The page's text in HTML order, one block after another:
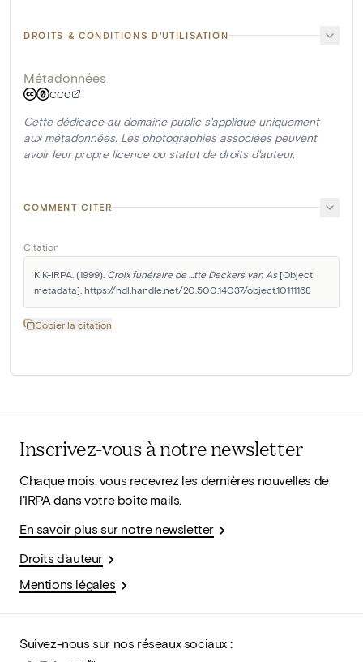
DROITS & CONDITIONS D'UTILISATION
Métadonnées
CC0
Cette dédicace au domaine public s'applique uniquement
aux métadonnées. Les photographies associées peuvent
avoir leur propre licence ou statut de droits d'auteur.
COMMENT CITER
Citation
KIK-IRPA. (1999). Croix funéraire de ...tte Deckers van As [Object
metadata]. https://hdl.handle.net/20.500.14037/object.10111168
Copier la citation
Inscrivez-vous à notre newsletter
Chaque mois, vous recevrez les dernières nouvelles de
l'IRPA dans votre boîte mails.
En savoir plus sur notre newsletter
Droits d'auteur
Mentions légales
Suivez-nous sur nos réseaux sociaux :